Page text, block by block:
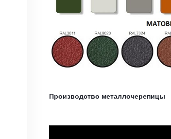
Производство металлочерепицы